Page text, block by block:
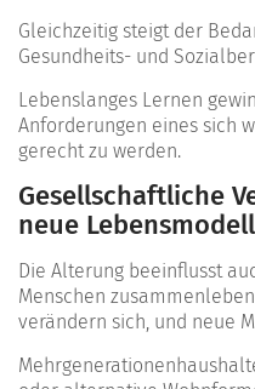
Gleichzeitig steigt der
Gesundheits- und
Lebenslanges Lernen
Anforderungen eines sich
gerecht zu werden.
Gesellschaftliche
neue
Die Alterung beeinflusst
Menschen
verändern sich, und neue